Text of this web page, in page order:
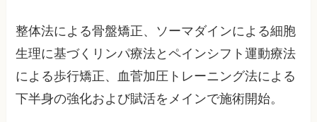
整体法による骨盤矯正、ソーマダインによる細胞
生理に基づくリンパ療法とペインシフト運動療法
による歩行矯正、血菅加圧トレーニング法による
下半身の強化および賦活をメインで施術開始。